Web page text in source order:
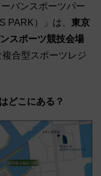
バンスポーツパー
PARK）」は、 東京
スポーツ競技会場
合型スポーツレジ
どこにある？